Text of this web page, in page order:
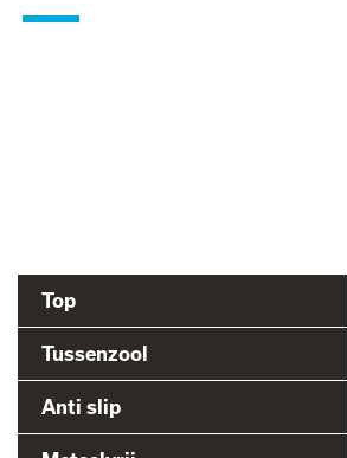
Top
Tussenzool
Anti slip